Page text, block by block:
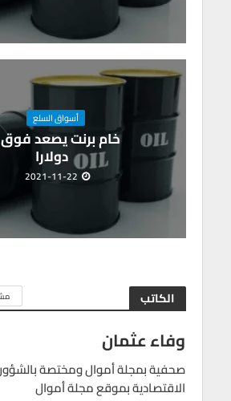
أسواق السلع
دولارا
2021-11-22
الكاتب
وفاء عثمان
صحفية بمجلة أموال ومختصة
الاقتصادية بموقع مجلة أموال